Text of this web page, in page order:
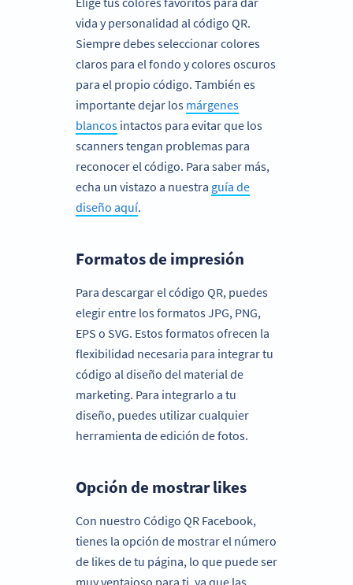
vida y personalidad al código QR.
Siempre debes seleccionar colores
claros para el fondo y colores oscuros
para el propio código. También es
importante dejar los márgenes
blancos intactos para evitar que los
scanners tengan problemas para
reconocer el código. Para saber más,
echa un vistazo a nuestra guía de
diseño aquí.
Formatos de impresión
Para descargar el código QR, puedes
elegir entre los formatos JPG, PNG,
EPS o SVG. Estos formatos ofrecen la
flexibilidad necesaria para integrar tu
código al diseño del material de
marketing. Para integrarlo a tu
diseño, puedes utilizar cualquier
herramienta de edición de fotos.
Opción de mostrar likes
Con nuestro Código QR Facebook,
tienes la opción de mostrar el número
de likes de tu página, lo que puede ser